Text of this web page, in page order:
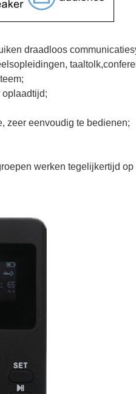
draadloos
oplaadtijd;
zeer eenvoudig te bedienen;
werken tegelijkertijd